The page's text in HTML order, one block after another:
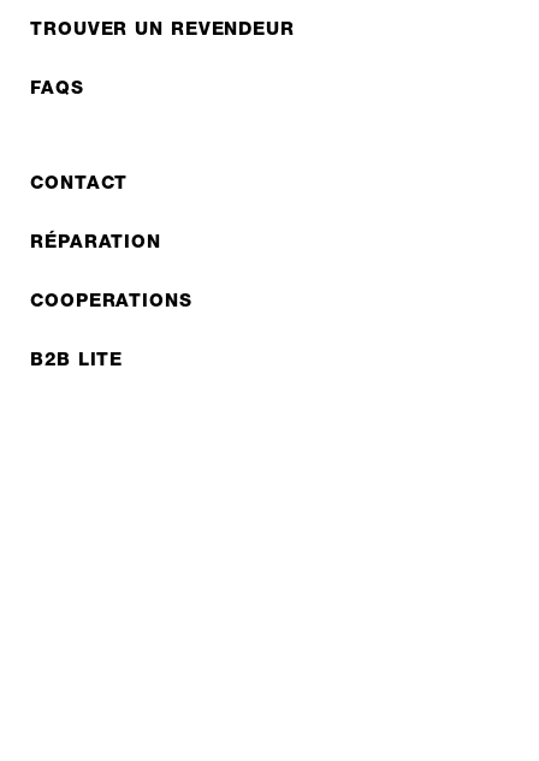
TROUVER UN REVENDEUR
FAQS
CONTACT
RÉPARATION
COOPERATIONS
B2B LITE